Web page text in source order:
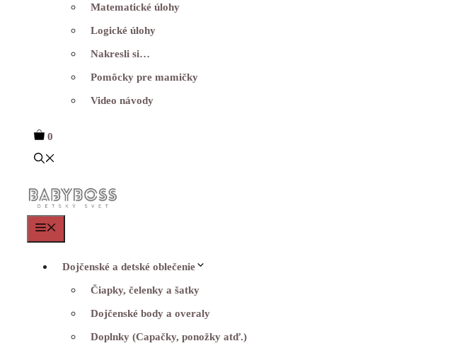
Matematické úlohy
Logické úlohy
Nakresli si…
Pomôcky pre mamičky
Video návody
0
Dojčenské a detské oblečenie
Čiapky, čelenky a šatky
Dojčenské body a overaly
Doplnky (Capačky, ponožky atď.)